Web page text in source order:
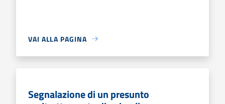
VAI ALLA PAGINA
Segnalazione di un presunto